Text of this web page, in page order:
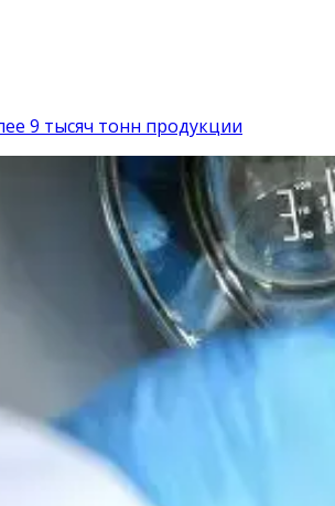
9 тысяч тонн продукции